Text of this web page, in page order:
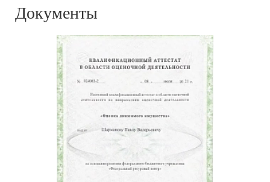
Документы